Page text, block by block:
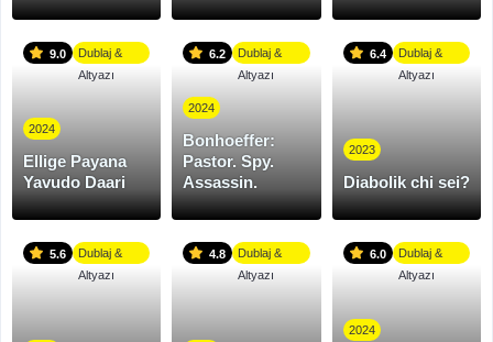
9.0
Dublaj &
Altyazı
2024
Ellige Payana
Yavudo Daari
6.2
Dublaj &
Altyazı
2024
Bonhoeffer:
Pastor. Spy.
Assassin.
6.4
Dublaj &
Altyazı
2023
Diabolik chi sei?
5.6
Dublaj &
Altyazı
4.8
Dublaj &
Altyazı
6.0
Dublaj &
Altyazı
2024